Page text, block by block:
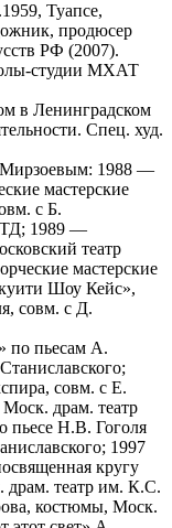
Туапсе,
продюсер
РФ (2007).
студии МХАТ
в Ленинградском
Спец. худ.
Мирзоевым: 1988 —
мастерские
с Б.
1989 —
театр
мастерские
Шоу Кейс»,
совм. с Д.
по пьесам А.
совм. с Е.
драм. театр
пьесе Н.В. Гоголя
1997
кругу
драм. театр им. К.С.
костюмы, Моск.